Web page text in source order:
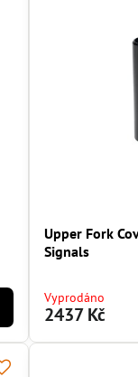
Upper Fork
Signals
Vyprodáno
2437 Kč